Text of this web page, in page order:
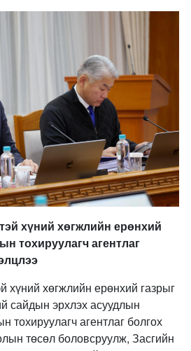
хүний хөгжлийн ерөнхий
тохируулагч агентлаг
хүний хөгжлийн ерөнхий газрыг
сайдын эрхлэх асуудлын
тохируулагч агентлаг болгох
төсөл боловсруулж, Засгийн